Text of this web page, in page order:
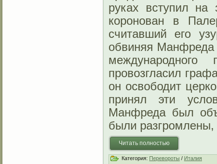
руках вступил
коронован в
считавший его
обвиняя Манфреда
провозгласил
он освободит
принял эти
Манфреда был
были
Читать полностью
Категория: Перевороты / Италия